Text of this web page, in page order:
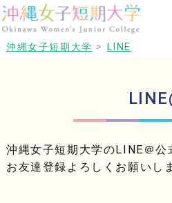
沖縄女子短期大学 > LINE
沖縄女子短期大学のLINE＠公
お友達登録よろしくお願いし